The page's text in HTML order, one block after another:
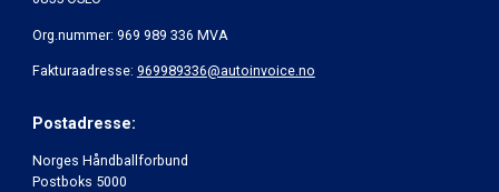
Org.nummer: 969 989 336 MVA
Fakturaadresse: 969989336@autoinvoice.no
Postadresse:
Norges Håndballforbund
Postboks 5000